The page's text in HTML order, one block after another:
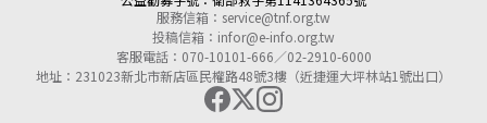
服務信箱： service@tnf.org.tw
投稿信箱： infor@e-info.org.tw
客服電話：070-10101-666／02-2910-6000
地址：231023新北市新店區民權路48號3樓（近捷運大坪林站1號出口）